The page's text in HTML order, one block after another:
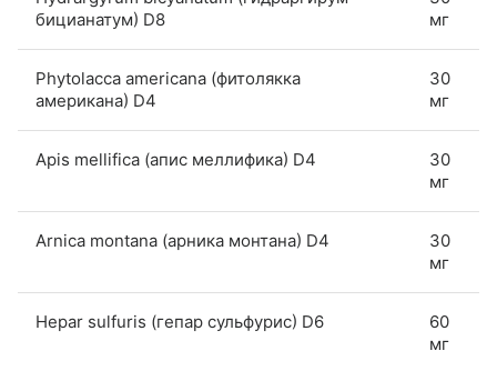
бицианатум) D8
мг
Phytolacca americana (фитолякка
американа) D4
30
мг
Apis mellifica (апис меллифика) D4
30
мг
Arnica montana (арника монтана) D4
30
мг
Hepar sulfuris (гепар сульфурис) D6
60
мг